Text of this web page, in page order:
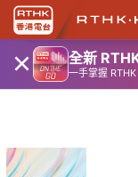
× 全新
一手掌握